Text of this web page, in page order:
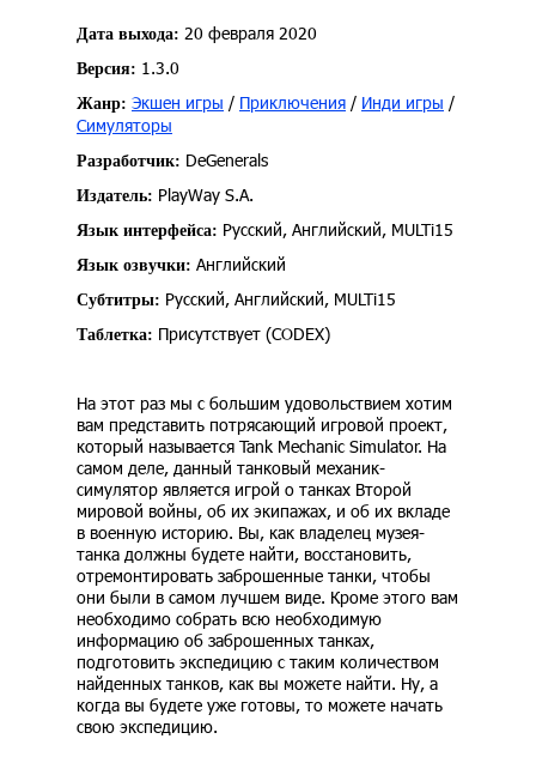
Дата выхода: 20 февраля 2020
Версия: 1.3.0
Жанр: Экшен игры / Приключения / Инди игры /
Симуляторы
Разработчик: DeGenerals
Издатель: PlayWay S.A.
Язык интерфейса: Русский, Английский, MULTi15
Язык озвучки: Английский
Субтитры: Русский, Английский, MULTi15
Таблетка: Присутствует (CODEX)
На этот раз мы с большим удовольствием хотим
вам представить потрясающий игровой проект,
который называется Tank Mechanic Simulator. На
самом деле, данный танковый механик-
симулятор является игрой о танках Второй
мировой войны, об их экипажах, и об их вкладе
в военную историю. Вы, как владелец музея-
танка должны будете найти, восстановить,
отремонтировать заброшенные танки, чтобы
они были в самом лучшем виде. Кроме этого вам
необходимо собрать всю необходимую
информацию об заброшенных танках,
подготовить экспедицию с таким количеством
найденных танков, как вы можете найти. Ну, а
когда вы будете уже готовы, то можете начать
свою экспедицию.